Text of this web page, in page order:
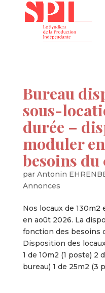
Bureau
sous-
durée –
moduler
besoins du
par Antonin
Annonces
Nos locaux de
en août 2026. La
fonction des besoins
Disposition des
1 de 10m2 (1 poste) 2
bureau) 1 de 25m2 (3